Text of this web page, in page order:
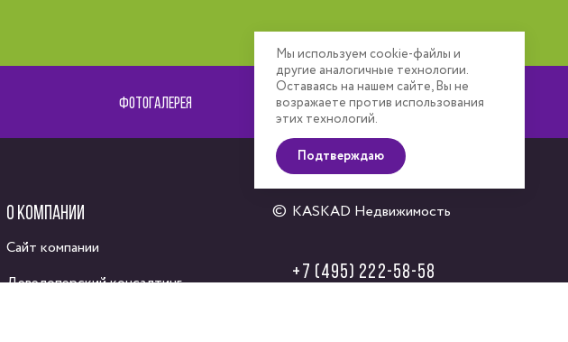
Мы используем cookie-файлы и
другие аналогичные технологии.
Оставаясь на нашем сайте, Вы не
возражаете против использования
этих технологий.
Подтверждаю
ФОТОГАЛЕРЕЯ РАСПОЛОЖЕНИЕ
О КОМПАНИИ
Сайт компании
Девелоперский консалтинг
KASKAD Недвижимость
+7 (495) 222-58-58